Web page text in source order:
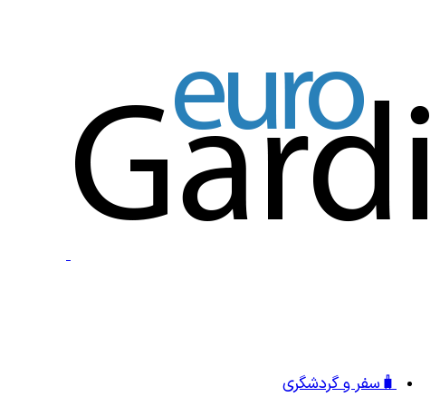
🧳سفر و گردشگری